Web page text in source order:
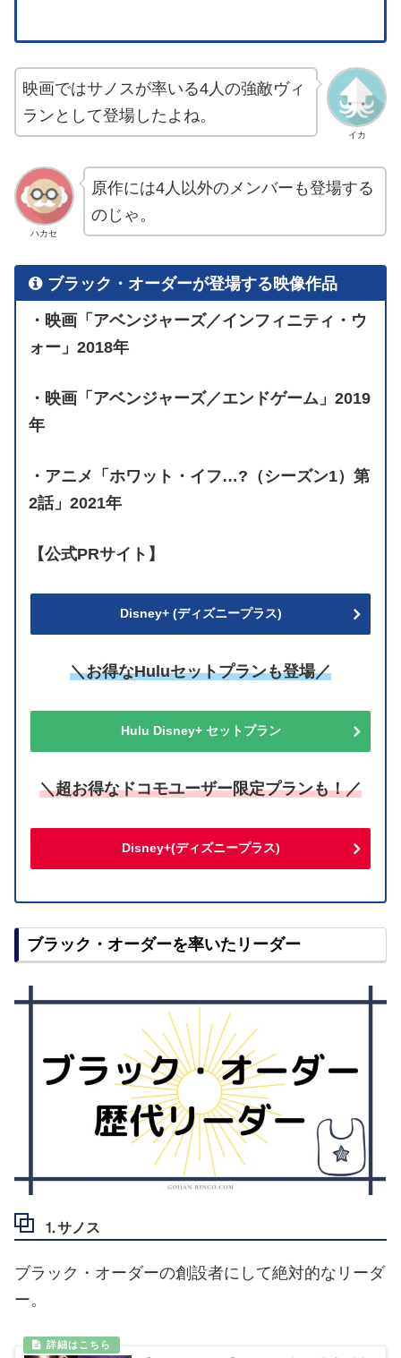
イカ
映画ではサノスが率いる4人の強敵ヴィ
ランとして登場したよね。
ハカセ
原作には4人以外のメンバーも登場する
のじゃ。
ブラック・オーダーが登場する映像作品
・映画「アベンジャーズ／インフィニティ・ウ
ォー」2018年
・映画「アベンジャーズ／エンドゲーム」2019
年
・アニメ「ホワット・イフ…?（シーズン1）第
2話」2021年
【公式PRサイト】
Disney+ (ディズニープラス)
＼お得なHuluセットプランも登場／
Hulu Disney+ セットプラン
＼超お得なドコモユーザー限定プランも！／
Disney+(ディズニープラス)
ブラック・オーダーを率いたリーダー
⒈サノス
ブラック・オーダーの創設者にして絶対的なリーダ
ー。